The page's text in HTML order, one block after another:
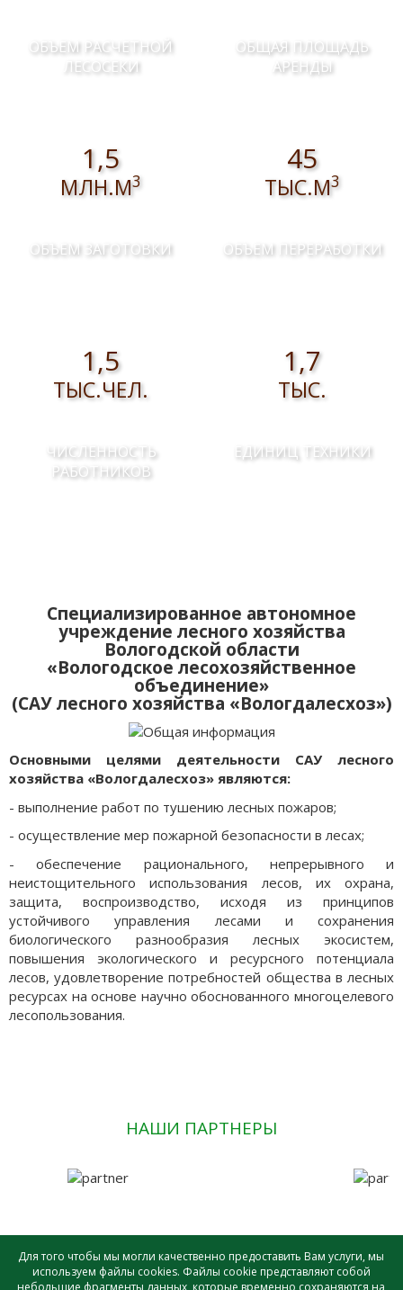
ОБЪЕМ РАСЧЕТНОЙ
ЛЕСОСЕКИ
ОБЩАЯ ПЛОЩАДЬ
АРЕНДЫ
1,5
МЛН.М3
ОБЪЕМ ЗАГОТОВКИ
45
ТЫС.М3
ОБЪЕМ ПЕРЕРАБОТКИ
1,5
ТЫС.ЧЕЛ.
ЧИСЛЕННОСТЬ
РАБОТНИКОВ
1,7
ТЫС.
ЕДИНИЦ ТЕХНИКИ
Специализированное автономное
учреждение лесного хозяйства
Вологодской области
«Вологодское лесохозяйственное
объединение»
(САУ лесного хозяйства «Вологдалесхоз»)
Основными целями деятельности САУ лесного
хозяйства «Вологдалесхоз» являются:
- выполнение работ по тушению лесных пожаров;
- осуществление мер пожарной безопасности в лесах;
- обеспечение рационального, непрерывного и
неистощительного использования лесов, их охрана,
защита, воспроизводство, исходя из принципов
устойчивого управления лесами и сохранения
биологического разнообразия лесных экосистем,
повышения экологического и ресурсного потенциала
лесов, удовлетворение потребностей общества в лесных
ресурсах на основе научно обоснованного многоцелевого
лесопользования.
НАШИ ПАРТНЕРЫ
Для того чтобы мы могли качественно предоставить Вам услуги, мы
используем файлы cookies. Файлы cookie представляют собой
небольшие фрагменты данных, которые временно сохраняются на